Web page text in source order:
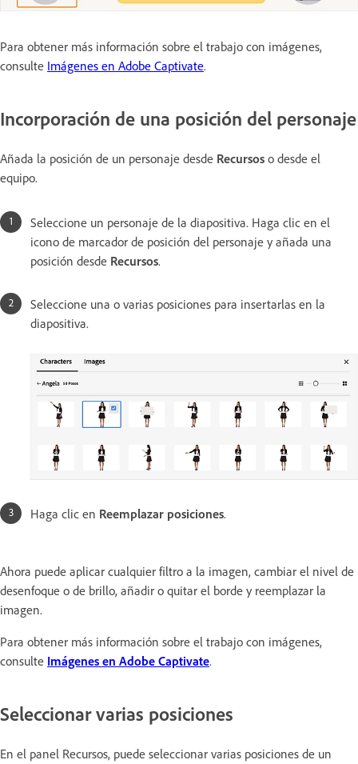
Para obtener más información sobre el trabajo con imágenes,
consulte Imágenes en Adobe Captivate.
Incorporación de una posición del personaje
Añada la posición de un personaje desde Recursos o desde el
equipo.
Seleccione un personaje de la diapositiva. Haga clic en el
icono de marcador de posición del personaje y añada una
posición desde Recursos.
Seleccione una o varias posiciones para insertarlas en la
diapositiva.
Haga clic en Reemplazar posiciones.
Ahora puede aplicar cualquier filtro a la imagen, cambiar el nivel de
desenfoque o de brillo, añadir o quitar el borde y reemplazar la
imagen.
Para obtener más información sobre el trabajo con imágenes,
consulte Imágenes en Adobe Captivate.
Seleccionar varias posiciones
En el panel Recursos, puede seleccionar varias posiciones de un